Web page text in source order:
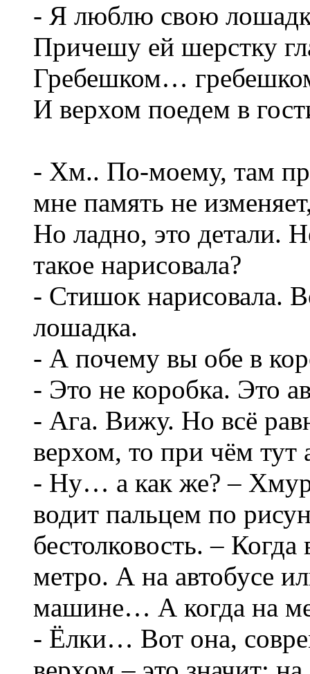
- Я люблю свою
Причешу ей шерстку
Гребешком…
И верхом поедем в
- Хм.. По-моему, там
мне память не
Но ладно, это детали.
такое нарисовала?
- Стишок нарисовала.
лошадка.
- А почему вы обе в
- Это не коробка. Это
- Ага. Вижу. Но всё
верхом, то при чём тут
- Ну… а как же? –
водит пальцем по
бестолковость. –
метро. А на автобусе
машине… А когда на
- Ёлки… Вот она,